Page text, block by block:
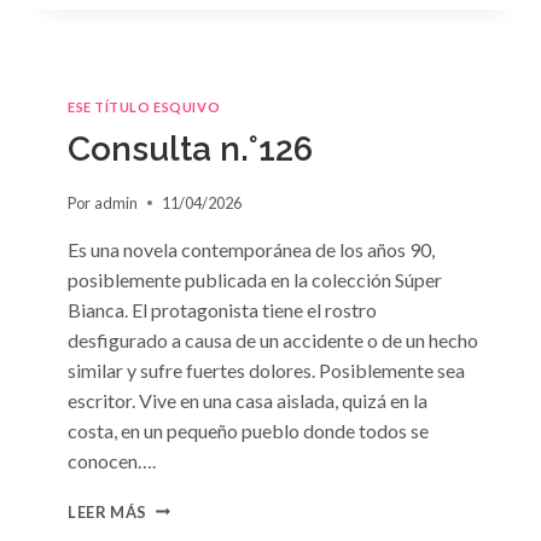
ESE TÍTULO ESQUIVO
Consulta n.°126
Por admin 11/04/2026
Es una novela contemporánea de los años 90,
posiblemente publicada en la colección Súper
Bianca. El protagonista tiene el rostro
desfigurado a causa de un accidente o de un hecho
similar y sufre fuertes dolores. Posiblemente sea
escritor. Vive en una casa aislada, quizá en la
costa, en un pequeño pueblo donde todos se
conocen….
LEER MÁS CONSULTA